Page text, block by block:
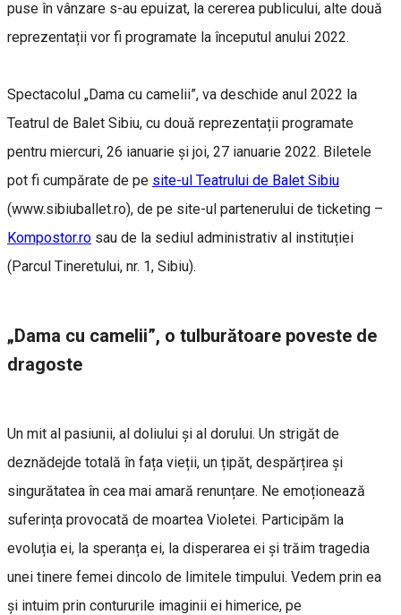
puse în vânzare s-au epuizat, la cererea publicului, alte două
reprezentații vor fi programate la începutul anului 2022.
Spectacolul „Dama cu camelii”, va deschide anul 2022 la
Teatrul de Balet Sibiu, cu două reprezentații programate
pentru miercuri, 26 ianuarie și joi, 27 ianuarie 2022. Biletele
pot fi cumpărate de pe site-ul Teatrului de Balet Sibiu
(www.sibiuballet.ro), de pe site-ul partenerului de ticketing –
Kompostor.ro sau de la sediul administrativ al instituției
(Parcul Tineretului, nr. 1, Sibiu).
„Dama cu camelii”, o tulburătoare poveste de
dragoste
Un mit al pasiunii, al doliului și al dorului. Un strigăt de
deznădejde totală în fața vieții, un țipăt, despărțirea și
singurătatea în cea mai amară renunțare. Ne emoționează
suferința provocată de moartea Violetei. Participăm la
evoluția ei, la speranța ei, la disperarea ei și trăim tragedia
unei tinere femei dincolo de limitele timpului. Vedem prin ea
și intuim prin contururile imaginii ei himerice, pe